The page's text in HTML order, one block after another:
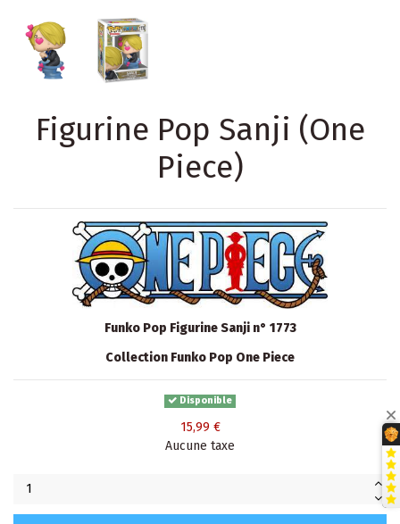
Figurine Pop Sanji (One
Piece)
Funko Pop Figurine Sanji n° 1773
Collection Funko Pop One Piece
Disponible
15,99 €
Aucune taxe